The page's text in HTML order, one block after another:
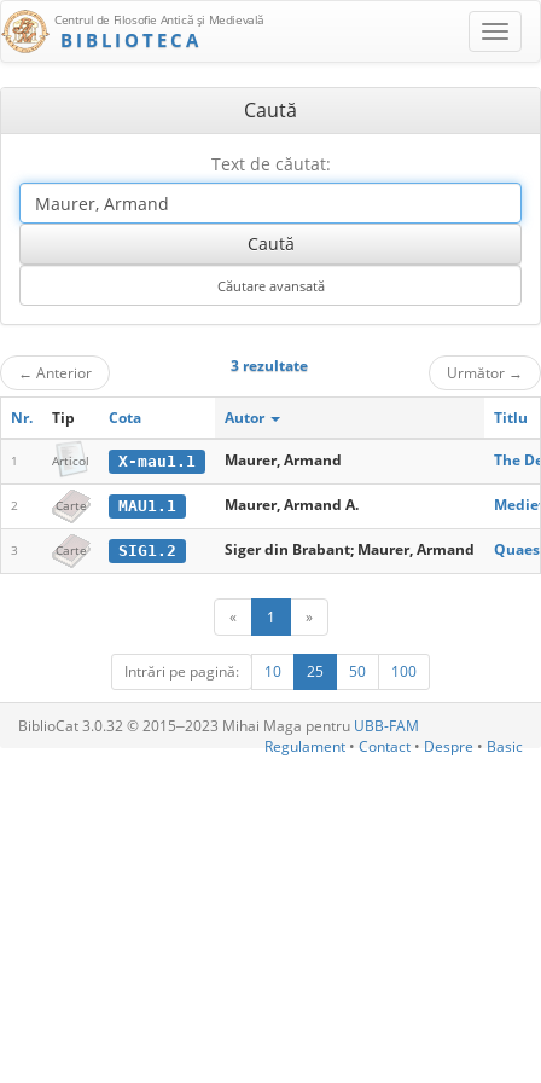
Centrul de Filosofie Antică şi Medievală
BIBLIOTECA
Caută
Text de căutat:
← Anterior 3 rezultate Următor →
Nr. Tip Cota Autor Titlu
1 Articol X-mau1.1 Maurer, Armand The
2 Carte MAU1.1 Maurer, Armand A.
3 Carte SIG1.2 Siger din Brabant; Maurer, Armand
« 1 »
Intrări pe pagină: 10 25 50 100
BiblioCat 3.0.32 © 2015‒2023 Mihai Maga pentru UBB-FAM
Regulament • Contact • Despre • Basic